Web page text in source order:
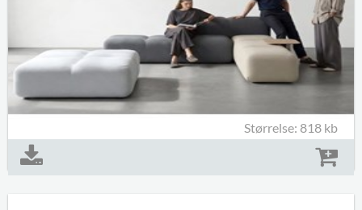
Størrelse: 818 kb